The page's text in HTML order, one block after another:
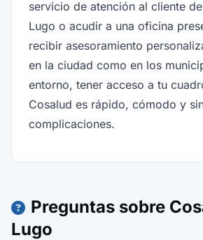
servicio de atención al cliente
Lugo o acudir a una oficina
recibir asesoramiento
en la ciudad como en los
entorno, tener acceso a tu
Cosalud es rápido, cómodo y
complicaciones.
Preguntas sobre
Lugo